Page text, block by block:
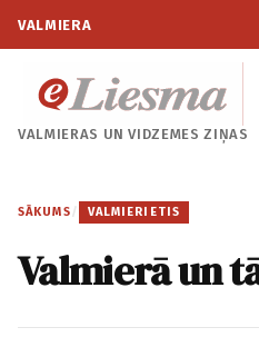
VALMIERA
VALMIERAS UNVIDZEMES ZIŅAS
SĀKUMS / VALMIERIETIS
Valmierā un